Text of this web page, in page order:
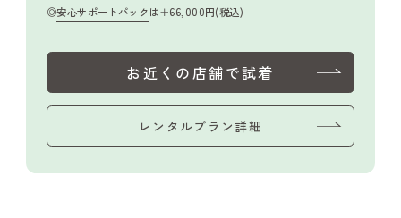
安心サポートパックは＋66,000円(税込)
お近くの店舗で試着
レンタルプラン詳細